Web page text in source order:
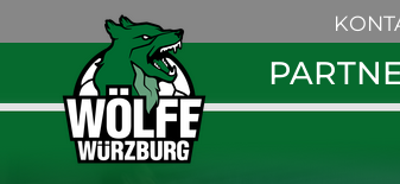
Navigation
Search